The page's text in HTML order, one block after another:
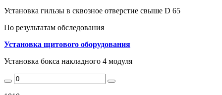
Установка гильзы в сквозное отверстие свыше D 65
По результатам обследования
Установка щитового оборудования
Установка бокса накладного 4 модуля